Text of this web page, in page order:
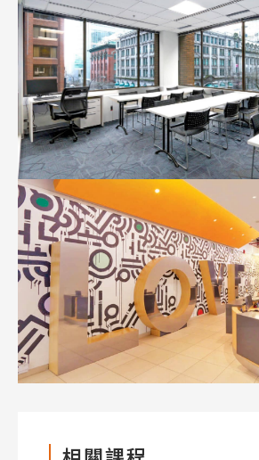
熱門搜尋：
護理 加拿大RO 任意門 遊學團
Pathway
Promotion 最新優惠
Program 課程選擇
SEC 知識庫